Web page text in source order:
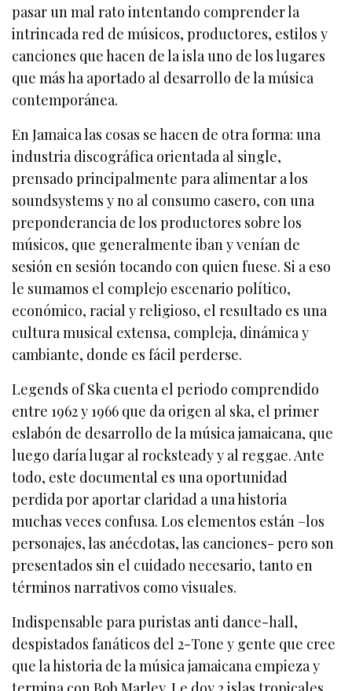
pasar un mal rato intentando comprender la
intrincada red de músicos, productores, estilos y
canciones que hacen de la isla uno de los lugares
que más ha aportado al desarrollo de la música
contemporánea.
En Jamaica las cosas se hacen de otra forma: una
industria discográfica orientada al single,
prensado principalmente para alimentar a los
soundsystems y no al consumo casero, con una
preponderancia de los productores sobre los
músicos, que generalmente iban y venían de
sesión en sesión tocando con quien fuese. Si a eso
le sumamos el complejo escenario político,
económico, racial y religioso, el resultado es una
cultura musical extensa, compleja, dinámica y
cambiante, donde es fácil perderse.
Legends of Ska cuenta el periodo comprendido
entre 1962 y 1966 que da origen al ska, el primer
eslabón de desarrollo de la música jamaicana, que
luego daría lugar al rocksteady y al reggae. Ante
todo, este documental es una oportunidad
perdida por aportar claridad a una historia
muchas veces confusa. Los elementos están –los
personajes, las anécdotas, las canciones- pero son
presentados sin el cuidado necesario, tanto en
términos narrativos como visuales.
Indispensable para puristas anti dance-hall,
despistados fanáticos del 2-Tone y gente que cree
que la historia de la música jamaicana empieza y